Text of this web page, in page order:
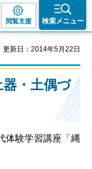
閲覧支援 検索メニュー
更新日：2014年5月22日
・土偶づ
体験学習講座「縄